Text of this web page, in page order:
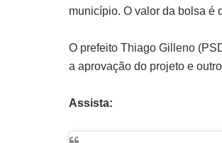
município. O valor da bolsa é
O prefeito Thiago Gilleno
a aprovação do projeto e
Assista: